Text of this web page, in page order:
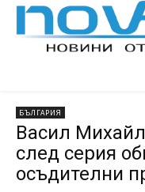
БЪЛГАРИЯ
Васил
след серия
осъдителни